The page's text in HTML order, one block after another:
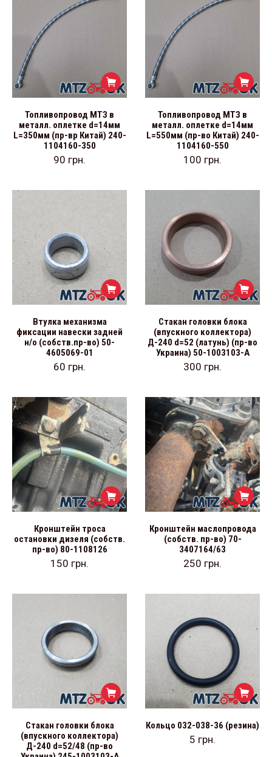
Топливопровод МТЗ в
металл. оплетке d=14мм
L=350мм (пр-вр Китай) 240-
1104160-350
90 грн.
Топливопровод МТЗ в
металл. оплетке d=14мм
L=550мм (пр-во Китай) 240-
1104160-550
100 грн.
Втулка механизма
фиксации навески задней
н/о (собств.пр-во) 50-
4605069-01
60 грн.
Стакан головки блока
(впускного коллектора)
Д-240 d=52 (латунь) (пр-во
Украина) 50-1003103-А
300 грн.
Кронштейн троса
остановки дизеля (собств.
пр-во) 80-1108126
150 грн.
Кронштейн маслопровода
(собств. пр-во) 70-
3407164/63
250 грн.
Стакан головки блока
(впускного коллектора)
Д-240 d=52/48 (пр-во
Кольцо 032-038-36 (резина)
5 грн.